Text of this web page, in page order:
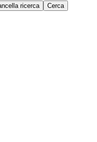
ricerca Cerca